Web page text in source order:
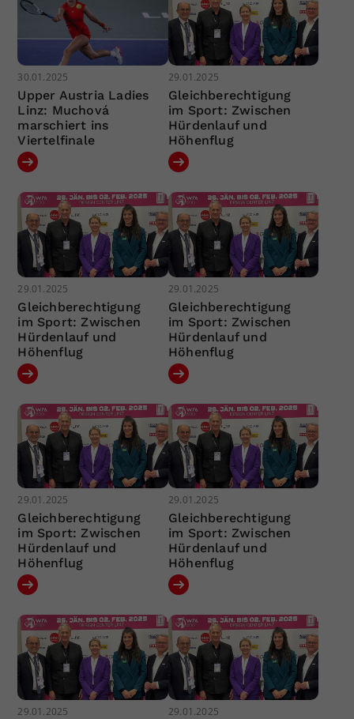
30.01.2025
Upper Austria Ladies
Linz: Muchová
marschiert ins
Viertelfinale
29.01.2025
Gleichberechtigung
im Sport: Zwischen
Hürdenlauf und
Höhenflug
29.01.2025
Gleichberechtigung
im Sport: Zwischen
Hürdenlauf und
Höhenflug
29.01.2025
Gleichberechtigung
im Sport: Zwischen
Hürdenlauf und
Höhenflug
29.01.2025
Gleichberechtigung
im Sport: Zwischen
Hürdenlauf und
Höhenflug
29.01.2025
Gleichberechtigung
im Sport: Zwischen
Hürdenlauf und
Höhenflug
29.01.2025 29.01.2025